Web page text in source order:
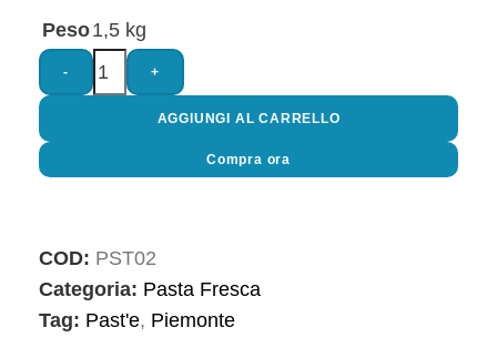
Peso1,5 kg
- +
AGGIUNGI AL CARRELLO
Compra ora
COD: PST02
Categoria: Pasta Fresca
Tag: Past'e, Piemonte